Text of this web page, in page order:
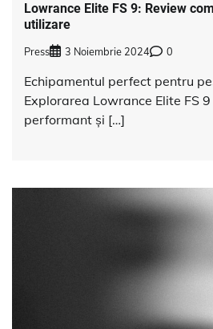
Lowrance Elite FS 9: Review
utilizare
Press 3 Noiembrie 2024 0
Echipamentul perfect pentru
Explorarea Lowrance Elite FS
performant și […]